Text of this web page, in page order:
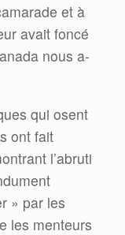
et à
avait foncé
nous a-
qui osent
ont fait
l’abruti
» par les
les menteurs